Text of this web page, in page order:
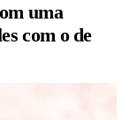
uma
com o de